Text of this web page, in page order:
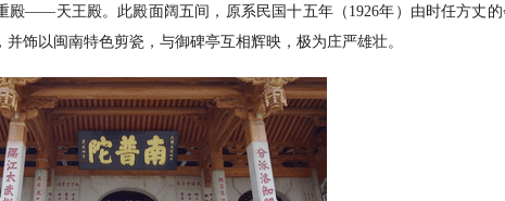
殿——天王殿。此殿面阔五间，原系民国十五年（1926年）由时任方丈
饰以闽南特色剪瓷，与御碑亭互相辉映，极为庄严雄壮。